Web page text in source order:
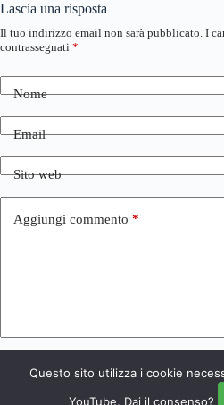
Lascia una risposta
Il tuo indirizzo email non sarà pubblicato. I
contrassegnati *
Nome
Email
Sito web
Aggiungi commento *
Invia commento
Questo sito utilizza i cookie
YouTube. Dai il consenso?